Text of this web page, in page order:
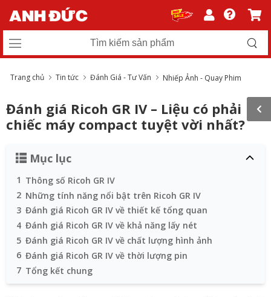
Trang chủ Tin tức Đánh Giá - Tư Vấn Nhiếp Ảnh - Quay Phim
Đánh giá Ricoh GR IV – Liệu có phải
chiếc máy compact tuyệt vời nhất?
Mục lục
1 Thông số Ricoh GR IV
2 Những tính năng nổi bật trên Ricoh GR IV
3 Đánh giá Ricoh GR IV về thiết kế tổng quan
4 Đánh giá Ricoh GR IV về khả năng lấy nét
5 Đánh giá Ricoh GR IV về chất lượng hình ảnh
6 Đánh giá Ricoh GR IV về thời lượng pin
7 Tổng kết chung